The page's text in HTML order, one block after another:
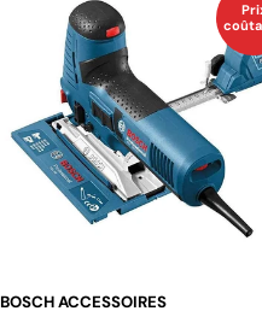
BOSCH ACCESSOIRES